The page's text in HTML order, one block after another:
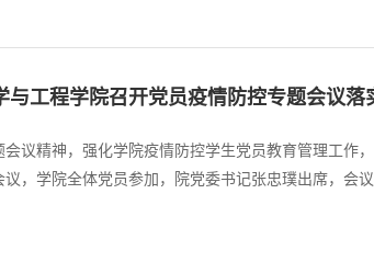
工程学院召开党员疫情防控专题会议落
议精神，强化学院疫情防控学生党员教育管理工作
，学院全体党员参加，院党委书记张忠璞出席，会
干疫情防控专题会议精神学习心得，针对刘润祥副